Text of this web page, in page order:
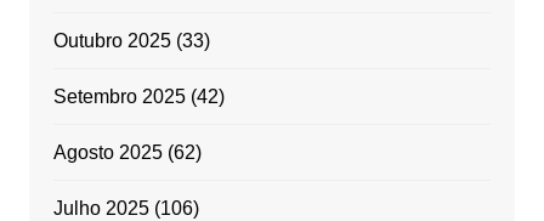
Outubro 2025(33)
Setembro 2025(42)
Agosto 2025(62)
Julho 2025(106)